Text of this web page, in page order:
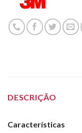
DESCRIÇÃO
Características